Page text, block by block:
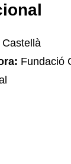
Fundació